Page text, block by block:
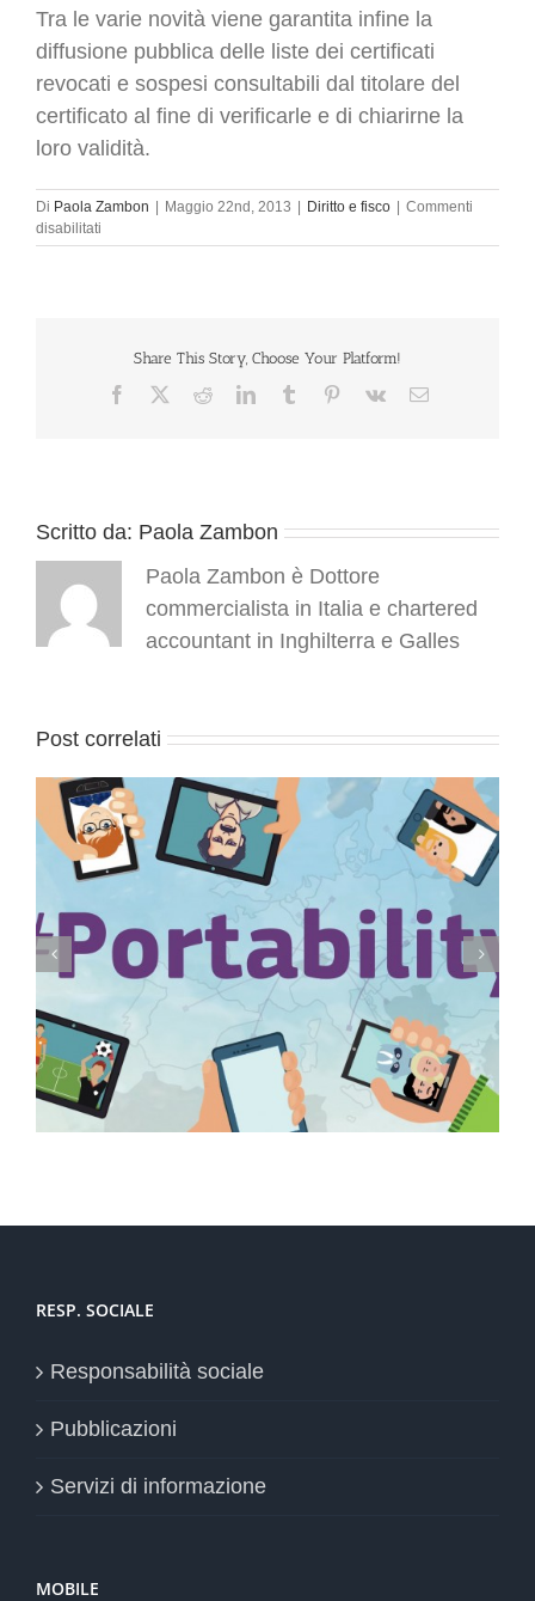
Tra le varie novità viene garantita infine la
diffusione pubblica delle liste dei certificati
revocati e sospesi consultabili dal titolare del
certificato al fine di verificarle e di chiarirne la
loro validità.
Di Paola Zambon Maggio 22nd, 2013 Diritto e fisco
Commenti
disabilitati
Nuove
Share This Story, Choose Your Platform!
Facebook RedditLinkedInTumblr Pinterest
Vk Email
Scritto da: Paola Zambon
Paola Zambon è Dottore
commercialista in Italia e chartered
accountant in Inghilterra e Galles
Post correlati
Conservazione elettronica documenti a rilevanza
tributaria: termini
RESP. SOCIALE
Responsabilità sociale
Pubblicazioni
Servizi di informazione
MOBILE